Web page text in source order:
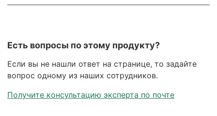
Есть вопросы по этому продукту?
Если вы не нашли ответ на странице, то задайте
вопрос одному из наших сотрудников.
Получите консультацию эксперта по почте